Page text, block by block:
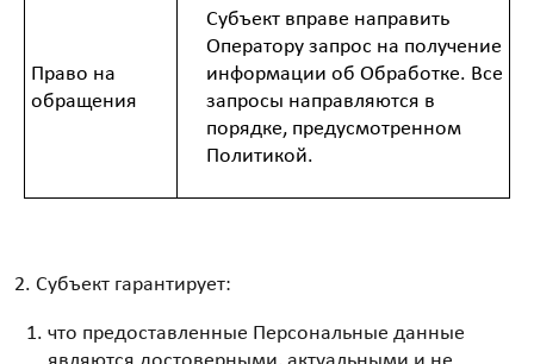
Право на
обращения
Субъект вправе направить
Оператору запрос на получение
информации об Обработке. Все
запросы направляются в
порядке, предусмотренном
Политикой.
Субъект гарантирует:
что предоставленные Персональные данные